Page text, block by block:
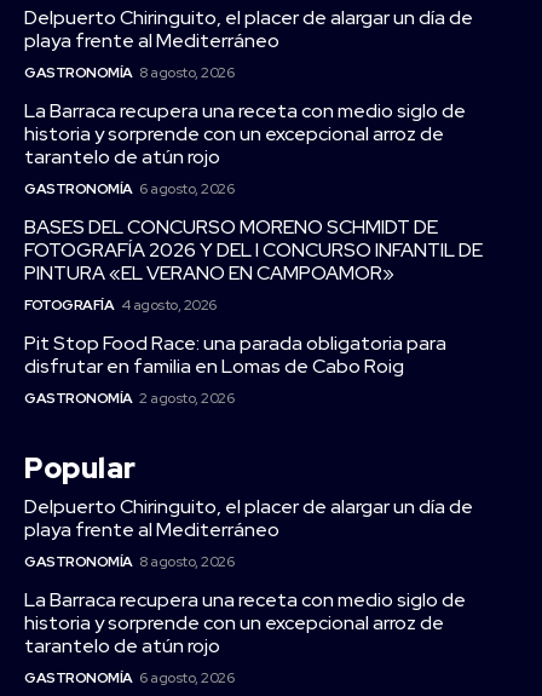
Delpuerto Chiringuito, el placer de alargar un día de
playa frente al Mediterráneo
GASTRONOMÍA 8 agosto, 2026
La Barraca recupera una receta con medio siglo de
historia y sorprende con un excepcional arroz de
tarantelo de atún rojo
GASTRONOMÍA 6 agosto, 2026
BASES DEL CONCURSO MORENO SCHMIDT DE
FOTOGRAFÍA 2026 Y DEL I CONCURSO INFANTIL DE
PINTURA «EL VERANO EN CAMPOAMOR»
FOTOGRAFÍA 4 agosto, 2026
Pit Stop Food Race: una parada obligatoria para
disfrutar en familia en Lomas de Cabo Roig
GASTRONOMÍA 2 agosto, 2026
Popular
Delpuerto Chiringuito, el placer de alargar un día de
playa frente al Mediterráneo
GASTRONOMÍA 8 agosto, 2026
La Barraca recupera una receta con medio siglo de
historia y sorprende con un excepcional arroz de
tarantelo de atún rojo
GASTRONOMÍA 6 agosto, 2026